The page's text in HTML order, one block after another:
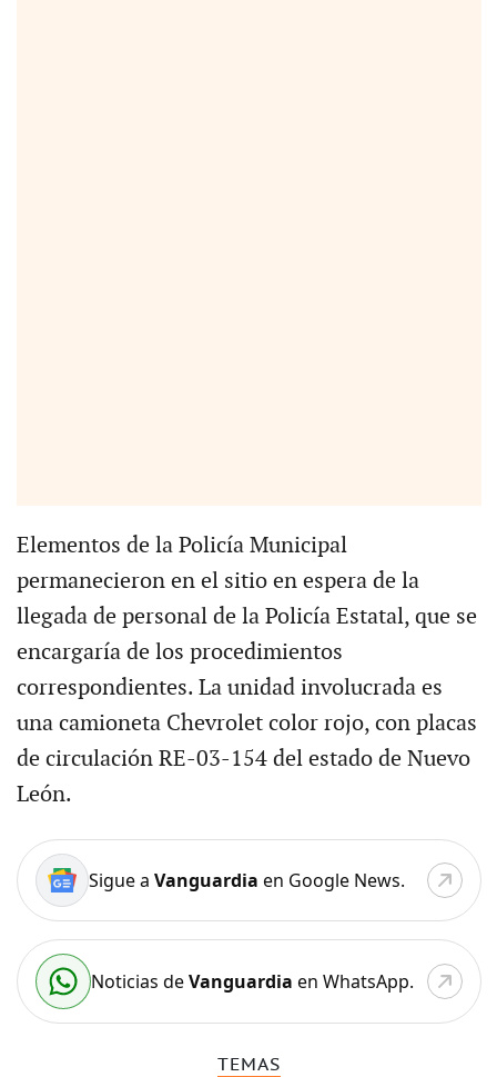
Elementos de la Policía Municipal
permanecieron en el sitio en espera de la
llegada de personal de la Policía Estatal, que se
encargaría de los procedimientos
correspondientes. La unidad involucrada es
una camioneta Chevrolet color rojo, con placas
de circulación RE-03-154 del estado de Nuevo
León.
Sigue a Vanguardia en Google News.
Noticias deVanguardia en WhatsApp.
TEMAS